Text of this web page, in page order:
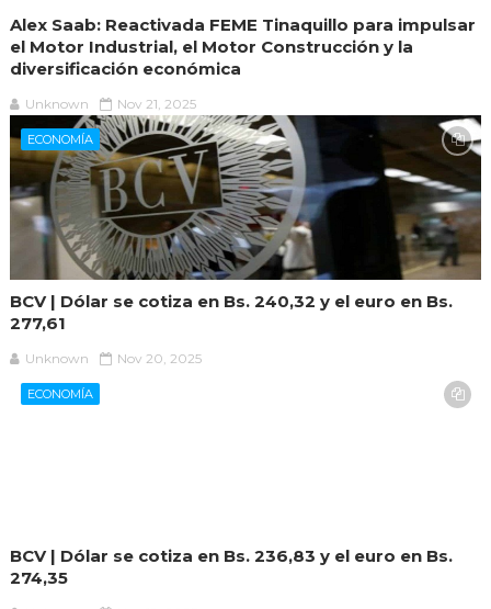
Alex Saab: Reactivada FEME Tinaquillo para impulsar
el Motor Industrial, el Motor Construcción y la
diversificación económica
Unknown Nov 21, 2025
ECONOMÍA
BCV | Dólar se cotiza en Bs. 240,32 y el euro en Bs.
277,61
Unknown Nov 20, 2025
ECONOMÍA
BCV | Dólar se cotiza en Bs. 236,83 y el euro en Bs.
274,35